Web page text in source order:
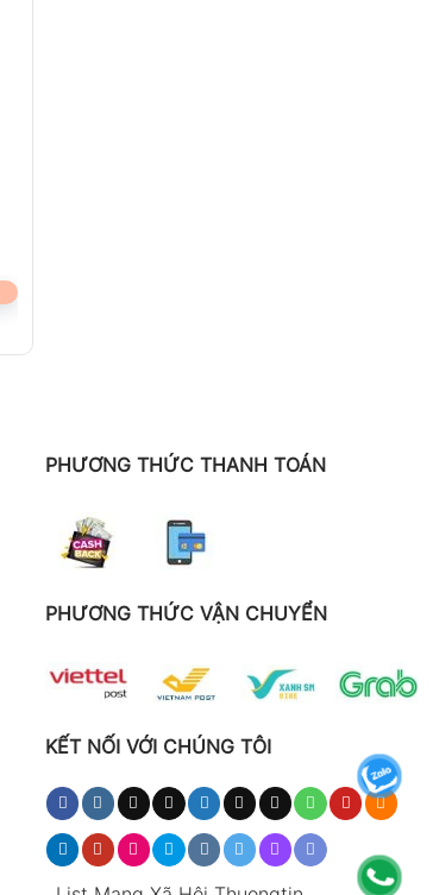
PHƯƠNG THỨC THANH TOÁN
PHƯƠNG THỨC VẬN CHUYỂN
KẾT NỐI VỚI CHÚNG TÔI